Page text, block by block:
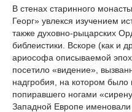
В стенах старинного
Георг» увлекся изучением
также духовно-рыцарских
библеистики. Вскоре (как и
ариософа описываемой
посетило «видение»,
надгробия, на котором
попиравшего ногами
Западной Европе именовали